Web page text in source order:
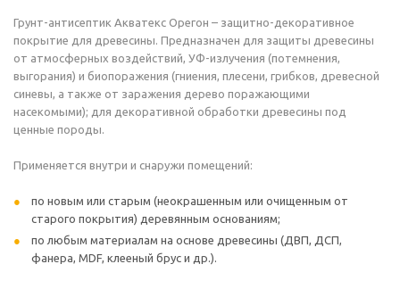
Грунт-антисептик Акватекс Орегон – защитно-декоративное
покрытие для древесины. Предназначен для защиты древесины
от атмосферных воздействий, УФ-излучения (потемнения,
выгорания) и биопоражения (гниения, плесени, грибков, древесной
синевы, а также от заражения дерево поражающими
насекомыми); для декоративной обработки древесины под
ценные породы.
Применяется внутри и снаружи помещений:
по новым или старым (неокрашенным или очищенным от
старого покрытия) деревянным основаниям;
по любым материалам на основе древесины (ДВП, ДСП,
фанера, MDF, клееный брус и др.).